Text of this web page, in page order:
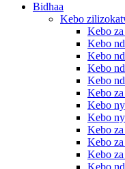
Bidhaa
Kebo
Kebo
Kebo
Kebo
Kebo
Kebo
Kebo
Kebo
Kebo
Kebo
Kebo
Kebo
Kebo